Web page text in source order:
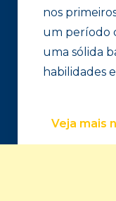
nos
um período
uma sólida
habilidades
Veja mais